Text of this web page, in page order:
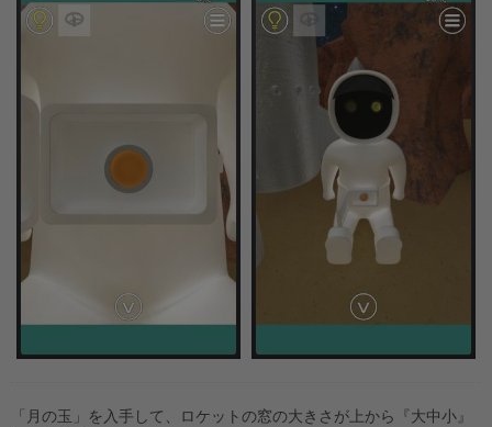
「月の玉」を入手して、ロケットの窓の大きさが上から『大中小』